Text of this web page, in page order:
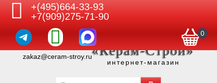
+(495)664-33-93
+7(909)275-71-90
0
zakaz@ceram-stroy.ru«Керам-Строй»
интернет-магазин